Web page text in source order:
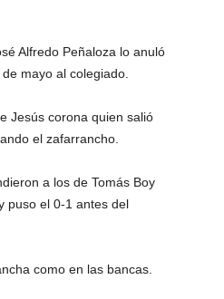
Alfredo Peñaloza lo anuló
mayo al colegiado.
Jesús corona quien salió
el zafarrancho.
a los de Tomás Boy
puso el 0-1 antes del
como en las bancas.